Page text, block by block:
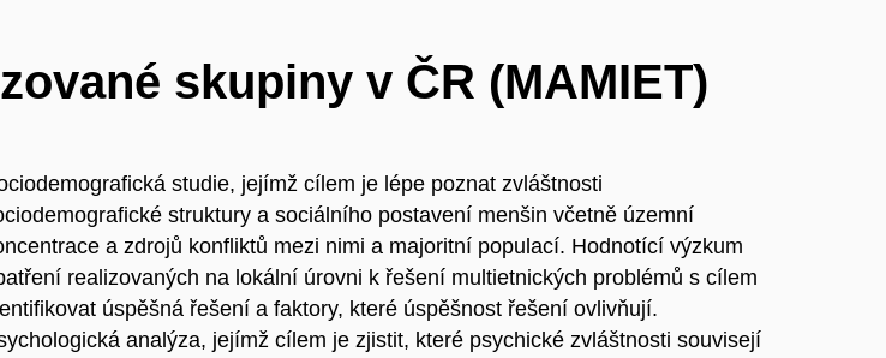
skupiny v ČR (MAMIET)
studie, jejímž cílem je lépe poznat zvláštnosti
struktury a sociálního postavení menšin včetně územní
a zdrojů konfliktů mezi nimi a majoritní populací. Hodnotící výzkum
realizovaných na lokální úrovni k řešení multietnických problémů s cílem
úspěšná řešení a faktory, které úspěšnost řešení ovlivňují.
analýza, jejímž cílem je zjistit, které psychické zvláštnosti souvisejí